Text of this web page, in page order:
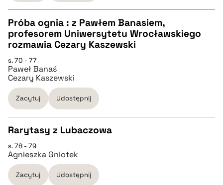
pobierz cytat
CZYSTY TEKST
pobierz cytat
BIBTEX
pobierz cytat
Próba ognia : z Pawłem Banasiem,
profesorem Uniwersytetu Wrocławskiego
rozmawia Cezary Kaszewski
s. 70 - 77
Paweł Banaś
Cezary Kaszewski
Zacytuj Udostępnij
CZYSTY TEKST
pobierz cytat
Rarytasy z Lubaczowa
s. 78 - 79
Agnieszka Gniotek
Zacytuj Udostępnij